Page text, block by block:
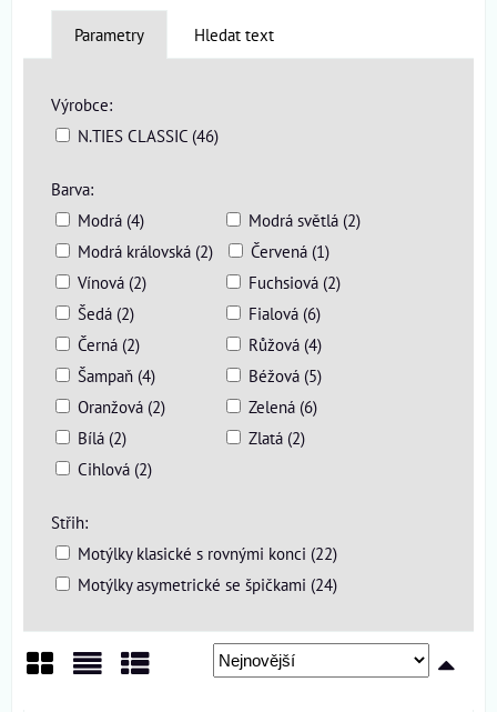
Parametry Hledat text
Výrobce:
N.TIES CLASSIC (46)
Barva:
Modrá (4)
Modrá světlá (2)
Modrá královská (2)
Červená (1)
Vínová (2)
Fuchsiová (2)
Šedá (2)
Fialová (6)
Černá (2)
Růžová (4)
Šampaň (4)
Béžová (5)
Oranžová (2)
Zelená (6)
Bílá (2)
Zlatá (2)
Cihlová (2)
Střih:
Motýlky klasické s rovnými konci (22)
Motýlky asymetrické se špičkami (24)